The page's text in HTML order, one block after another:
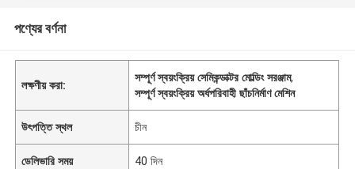
পণ্যের বর্ণনা
লক্ষণীয় করা:
সম্পূর্ণ স্বয়ংক্রিয় সেমিকন্ডাক্টর মোল্ডিং সরঞ্জাম,
সম্পূর্ণ স্বয়ংক্রিয় অর্ধপরিবাহী ছাঁচনির্মাণ মেশিন
উৎপত্তি স্থল চীন
ডেলিভারি সময় 40 দিন